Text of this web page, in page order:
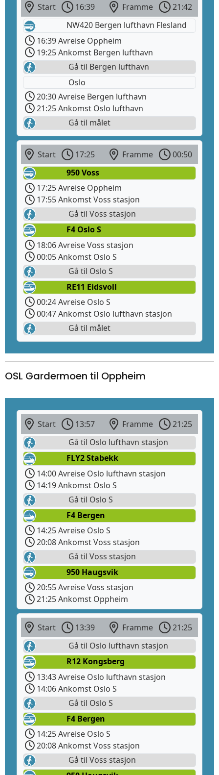
Start 16:39 Framme
21:42
NW420 Bergen lufthavn Flesland
16:39 Avreise Oppheim
19:25 Ankomst Bergen lufthavn
Gå til Bergen lufthavn
Oslo
20:30 Avreise Bergen lufthavn
21:25 Ankomst Oslo lufthavn
Gå til målet
Start 17:25 Framme
00:50
950 Voss
17:25 Avreise Oppheim
17:55 Ankomst Voss stasjon
Gå til Voss stasjon
F4 Oslo S
18:06 Avreise Voss stasjon
00:05 Ankomst Oslo S
Gå til Oslo S
RE11 Eidsvoll
00:24 Avreise Oslo S
00:47 Ankomst Oslo lufthavn stasjon
Gå til målet
OSL Gardermoen til Oppheim
Start 13:57 Framme
21:25
Gå til Oslo lufthavn stasjon
FLY2 Stabekk
14:00 Avreise Oslo lufthavn stasjon
14:19 Ankomst Oslo S
Gå til Oslo S
F4 Bergen
14:25 Avreise Oslo S
20:08 Ankomst Voss stasjon
Gå til Voss stasjon
950 Haugsvik
20:55 Avreise Voss stasjon
21:25 Ankomst Oppheim
Start 13:39 Framme
21:25
Gå til Oslo lufthavn stasjon
R12 Kongsberg
13:43 Avreise Oslo lufthavn stasjon
14:06 Ankomst Oslo S
Gå til Oslo S
F4 Bergen
14:25 Avreise Oslo S
20:08 Ankomst Voss stasjon
Gå til Voss stasjon